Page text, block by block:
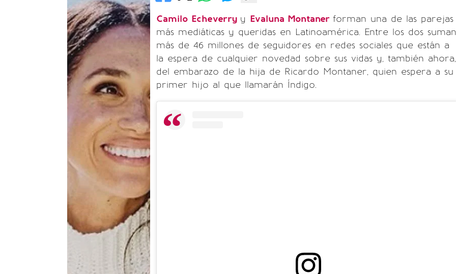
Camilo Echeverry y Evaluna Montaner forman una de las parejas
más mediáticas y queridas en Latinoamérica. Entre los dos suman
más de 46 millones de seguidores en redes sociales que están a
la espera de cualquier novedad sobre sus vidas y, también ahora,
del embarazo de la hija de Ricardo Montaner, quien espera a su
primer hijo al que llamarán Índigo.